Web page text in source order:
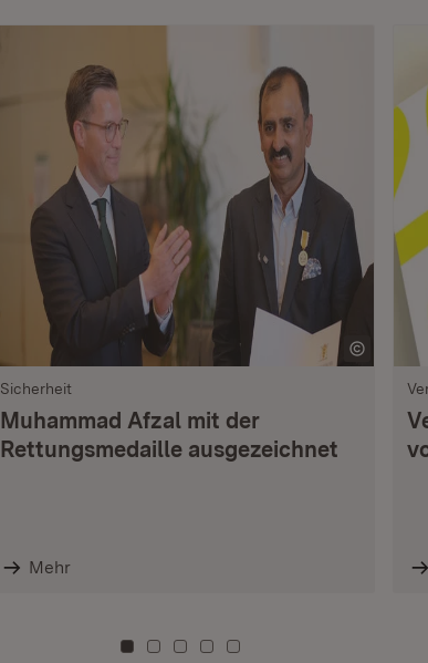
Sicherheit
Muhammad Afzal mit der
Rettungsmedaille ausgezeichnet
Mehr
Zu Kachel: 0
Zu Kachel: 3
Zu Kachel: 6
Zu Kachel: 9
Zu Kachel: 12